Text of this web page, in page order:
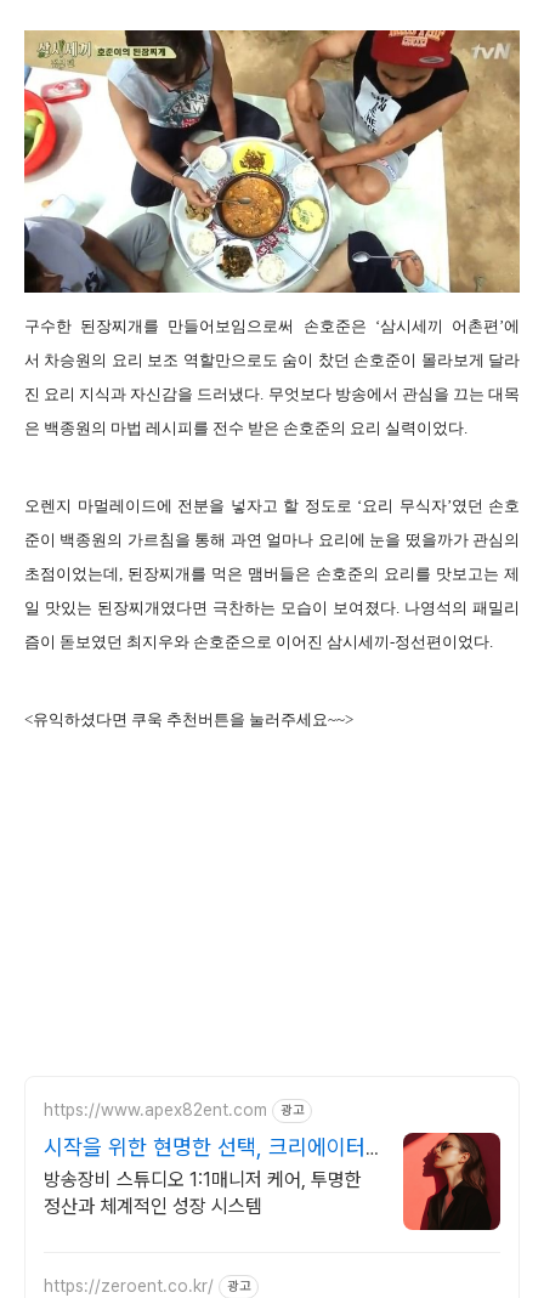
구수한 된장찌개를 만들어보임으로써 손호준은 ‘삼시세끼 어촌편’에
서 차승원의 요리 보조 역할만으로도 숨이 찼던 손호준이 몰라보게 달라
진 요리 지식과 자신감을 드러냈다. 무엇보다 방송에서 관심을 끄는 대목
은 백종원의 마법 레시피를 전수 받은 손호준의 요리 실력이었다.
오렌지 마멀레이드에 전분을 넣자고 할 정도로 ‘요리 무식자’였던 손호
준이 백종원의 가르침을 통해 과연 얼마나 요리에 눈을 떴을까가 관심의
초점이었는데, 된장찌개를 먹은 맴버들은 손호준의 요리를 맛보고는 제
일 맛있는 된장찌개였다면 극찬하는 모습이 보여졌다. 나영석의 패밀리
즘이 돋보였던 최지우와 손호준으로 이어진 삼시세끼-정선편이었다.
<유익하셨다면 쿠욱 추천버튼을 눌러주세요~~>
https://www.apex82ent.com 광고
시작을 위한 현명한 선택, 크리에이터,
BJ 상시 모집
방송장비 스튜디오 1:1매니저 케어, 투명한
정산과 체계적인 성장 시스템
https://zeroent.co.kr/ 광고